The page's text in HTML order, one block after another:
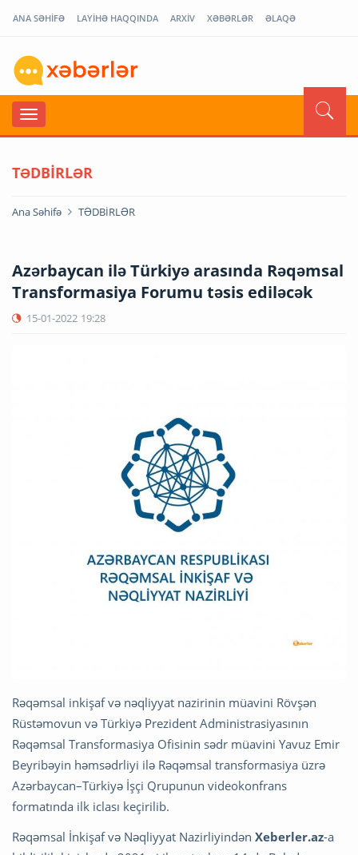
ANA SƏHİFƏ LAYİHƏ HAQQINDA ARXİV XƏBƏRLƏR ƏLAQƏ
TƏDBİRLƏR
Ana Səhifə TƏDBİRLƏR
Azərbaycan ilə Türkiyə arasında Rəqəmsal
Transformasiya Forumu təsis ediləcək
15-01-2022 19:28
Rəqəmsal inkişaf və nəqliyyat nazirinin müavini Rövşən
Rüstəmovun və Türkiyə Prezident Administrasiyasının
Rəqəmsal Transformasiya Ofisinin sədr müavini Yavuz Emir
Beyribəyin həmsədrliyi ilə Rəqəmsal transformasiya üzrə
Azərbaycan–Türkiyə İşçi Qrupunun videokonfrans
formatında ilk iclası keçirilib.
Rəqəmsal İnkişaf və Nəqliyyat Nazirliyindən Xeberler.az-a